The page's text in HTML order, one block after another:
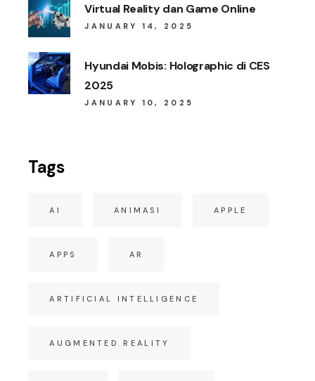
Virtual Reality dan Game Online
JANUARY 14, 2025
Hyundai Mobis: Holographic di CES
2025
JANUARY 10, 2025
Tags
AI ANIMASI APPLE
APPS AR
ARTIFICIAL INTELLIGENCE
AUGMENTED REALITY